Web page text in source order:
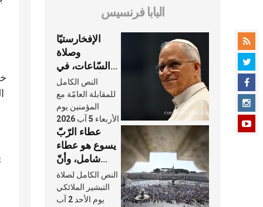
البابا فرنسيس
الإفخارستيّا
وصلاة
السّاعات، في
كلّ أسبوع وكلّ
يوم، هما النَّفَس
في حياة
الكنيسة
النص الكامل
للمقابلة العامّة مع
المؤمنين يوم
الأربعاء 5 آب 2026
عطاء الرّبّ
يسوع هو عطاء
شامل، وأنّ
عنايته بنا لا
تغيب عنّا أبدًا
النص الكامل لصلاة
التبشير الملائكي
يوم الأحد 2 آب